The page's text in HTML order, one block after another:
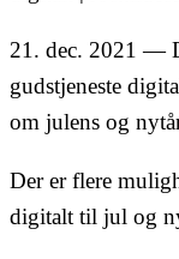
21. dec. 2021 —
gudstjeneste
om julens og
Der er flere
digitalt til jul og